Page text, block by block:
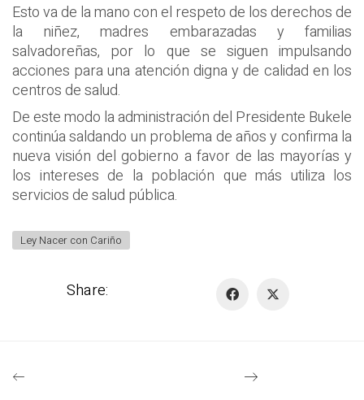
Esto va de la mano con el respeto de los derechos de
la niñez, madres embarazadas y familias
salvadoreñas, por lo que se siguen impulsando
acciones para una atención digna y de calidad en los
centros de salud.
De este modo la administración del Presidente Bukele
continúa saldando un problema de años y confirma la
nueva visión del gobierno a favor de las mayorías y
los intereses de la población que más utiliza los
servicios de salud pública.
Ley Nacer con Cariño
Share: